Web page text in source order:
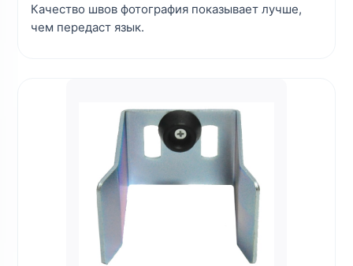
Качество швов фотография показывает лучше,
чем передаст язык.